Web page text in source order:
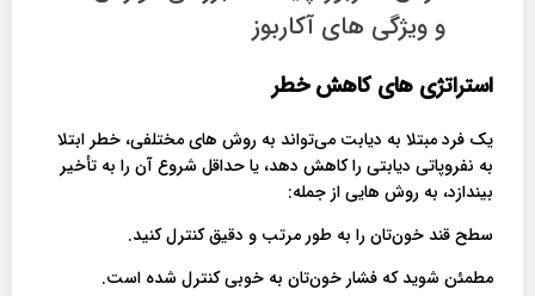
و ویژگی های آکاربوز
استراتژی های کاهش خطر
یک فرد مبتلا به دیابت می‌تواند به روش های مختلفی، خطر ابتلا
به نفروپاتی دیابتی را کاهش دهد، یا حداقل شروع آن را به تأخیر
بیندازد، به روش هایی از جمله:
سطح قند خون‌تان را به طور مرتب و دقیق کنترل کنید.
مطمئن شوید که فشار خون‌تان به خوبی کنترل شده است.